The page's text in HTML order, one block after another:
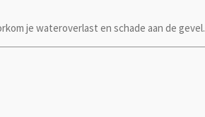
je wateroverlast en schade aan de gevel.